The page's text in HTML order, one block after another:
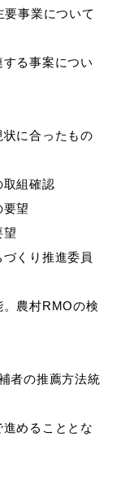
ント情報
分別早見表
要事業について
る事案につい
に合ったもの
組確認
望
くり推進委員
農村RMOの検
者の推薦方法統
めることとな